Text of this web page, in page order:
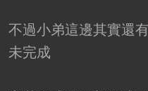
不過小弟這邊其實還
未完成